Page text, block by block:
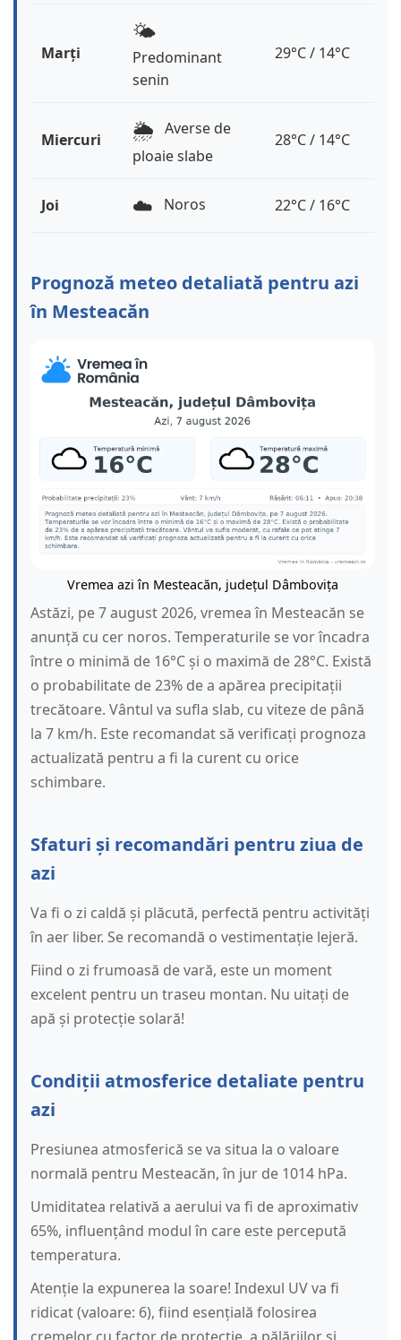
Marți
🌤️
Predominant
senin
29°C / 14°C
Miercuri 🌦️ Averse de
ploaie slabe
28°C / 14°C
Joi ☁️ Noros 22°C / 16°C
Prognoză meteo detaliată pentru azi
în Mesteacăn
Vremea azi în Mesteacăn, județul Dâmbovița
Astăzi, pe 7 august 2026, vremea în Mesteacăn se
anunță cu cer noros. Temperaturile se vor încadra
între o minimă de 16°C și o maximă de 28°C. Există
o probabilitate de 23% de a apărea precipitații
trecătoare. Vântul va sufla slab, cu viteze de până
la 7 km/h. Este recomandat să verificați prognoza
actualizată pentru a fi la curent cu orice
schimbare.
Sfaturi și recomandări pentru ziua de
azi
Va fi o zi caldă și plăcută, perfectă pentru activități
în aer liber. Se recomandă o vestimentație lejeră.
Fiind o zi frumoasă de vară, este un moment
excelent pentru un traseu montan. Nu uitați de
apă și protecție solară!
Condiții atmosferice detaliate pentru
azi
Presiunea atmosferică se va situa la o valoare
normală pentru Mesteacăn, în jur de 1014 hPa.
Umiditatea relativă a aerului va fi de aproximativ
65%, influențând modul în care este percepută
temperatura.
Atenție la expunerea la soare! Indexul UV va fi
ridicat (valoare: 6), fiind esențială folosirea